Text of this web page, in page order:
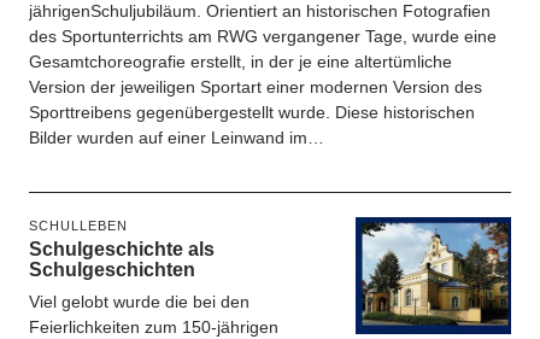
jährigenSchuljubiläum. Orientiert an historischen Fotografien
des Sportunterrichts am RWG vergangener Tage, wurde eine
Gesamtchoreografie erstellt, in der je eine altertümliche
Version der jeweiligen Sportart einer modernen Version des
Sporttreibens gegenübergestellt wurde. Diese historischen
Bilder wurden auf einer Leinwand im…
SCHULLEBEN
Schulgeschichte als
Schulgeschichten
Viel gelobt wurde die bei den
Feierlichkeiten zum 150-jährigen